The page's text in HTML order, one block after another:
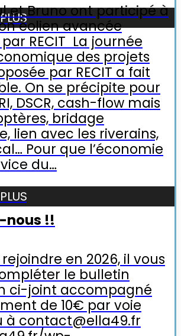
et Bruno ont participé à
éolien avancée
RECIT ­ La journée
des projets
par RECIT a fait
On se précipite pour
DSCR, cash-flow mais
bridage
lien avec les riverains,
Pour que l’économie
du…
nous !!
en 2026, il vous
le bulletin
ci-joint accompagné
de 10€ par voie
à contact@ella49.fr